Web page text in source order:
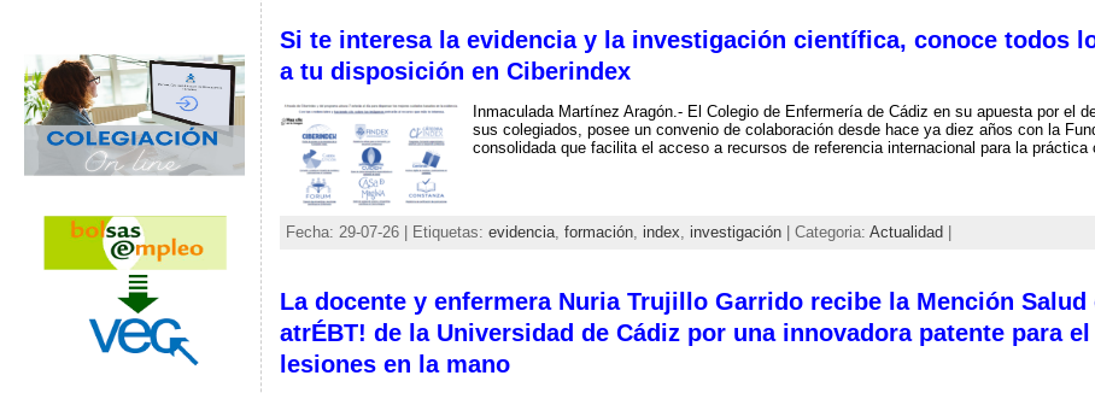
Si te interesa la evidencia y la investigación científica, conoce todos
a tu disposición en Ciberindex
Inmaculada Martínez Aragón.- El Colegio de Enfermería de Cádiz en su apuesta por el
sus colegiados, posee un convenio de colaboración desde hace ya diez años con la
consolidada que facilita el acceso a recursos de referencia internacional para la
Fecha: 29-07-26 | Etiquetas: evidencia, formación, index, investigación| Categoria: Actualidad
La docente y enfermera Nuria Trujillo Garrido recibe la Mención
atrÉBT! de la Universidad de Cádiz por una innovadora patente para
lesiones en la mano